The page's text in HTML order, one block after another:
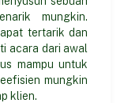
mungkin.
tertarik dan
acara dari awal
mampu untuk
mungkin
klien.